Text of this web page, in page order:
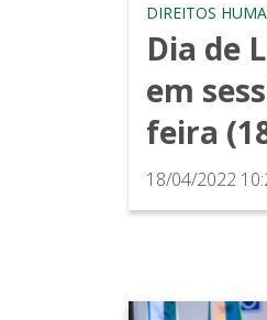
DIREITOS
Dia de
em
feira
18/04/2022